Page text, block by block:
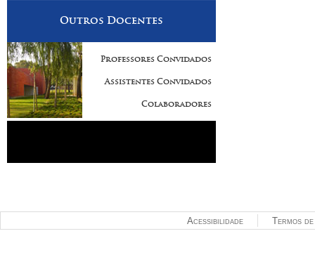
Outros Docentes
Professores Convidados
Assistentes Convidados
Colaboradores
Termos
Acessibilidade